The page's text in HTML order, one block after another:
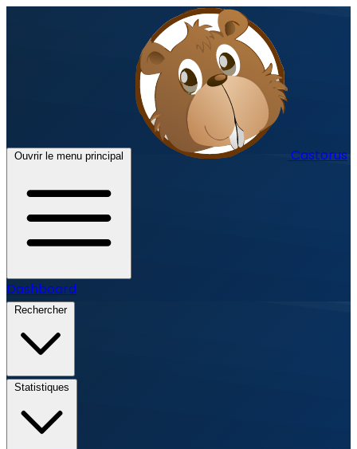
Ouvrir le menu principal Castorus
Dashboard
Rechercher
Statistiques